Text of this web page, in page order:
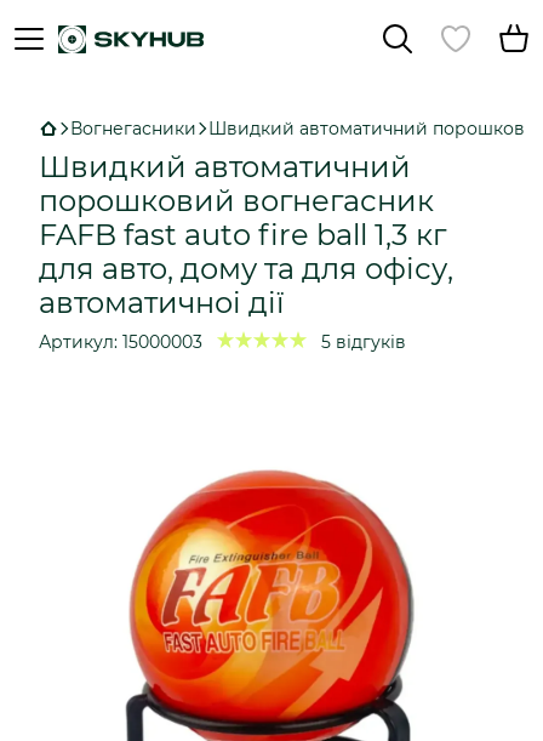
Вогнегасники Швидкий автоматичний порошковий
Швидкий автоматичний
порошковий вогнегасник
FAFB fast auto fire ball 1,3 кг
для авто, дому та для офісу,
автоматичноі дії
Артикул: 15000003 5 відгуків